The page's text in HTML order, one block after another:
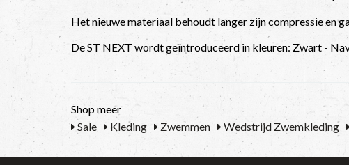
Het nieuwe materiaal behoudt langer zijn compressie en
De ST NEXT wordt geïntroduceerd in kleuren: Zwart -
Shop meer
Sale
Kleding Zwemmen Wedstrijd Zwemkleding